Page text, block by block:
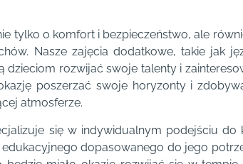
tylko o komfort i bezpieczeństwo, ale
Nasze zajęcia dodatkowe, takie jak
dzieciom rozwijać swoje talenty i
poszerzać swoje horyzonty i
atmosferze.
się w indywidualnym podejściu do
dopasowanego do jego